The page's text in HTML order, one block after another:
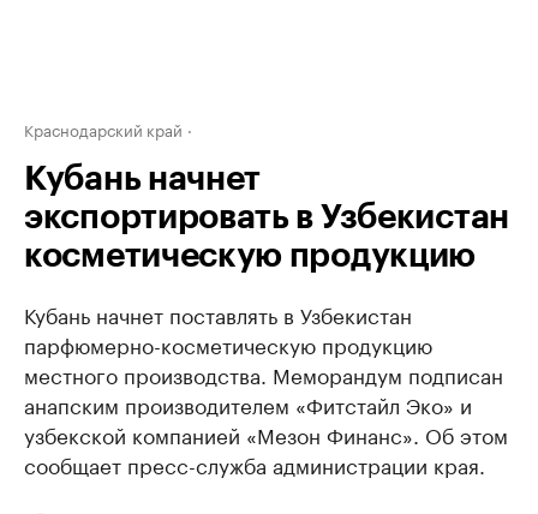
Краснодарский край
Кубань начнет
экспортировать в Узбекистан
косметическую продукцию
Кубань начнет поставлять в Узбекистан
парфюмерно-косметическую продукцию
местного производства. Меморандум подписан
анапским производителем «Фитстайл Эко» и
узбекской компанией «Мезон Финанс». Об этом
сообщает пресс-служба администрации края.